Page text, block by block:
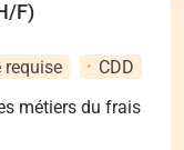
F)
requise
CDD
métiers du frais